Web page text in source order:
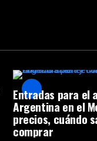
Entradas para el
Argentina en el
precios, cuándo
comprar